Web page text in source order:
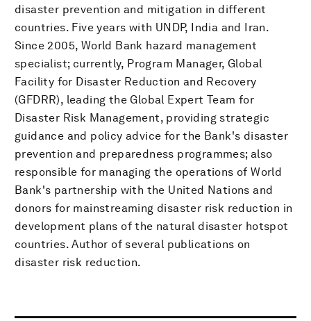
disaster prevention and mitigation in different
countries. Five years with UNDP, India and Iran.
Since 2005, World Bank hazard management
specialist; currently, Program Manager, Global
Facility for Disaster Reduction and Recovery
(GFDRR), leading the Global Expert Team for
Disaster Risk Management, providing strategic
guidance and policy advice for the Bank's disaster
prevention and preparedness programmes; also
responsible for managing the operations of World
Bank's partnership with the United Nations and
donors for mainstreaming disaster risk reduction in
development plans of the natural disaster hotspot
countries. Author of several publications on
disaster risk reduction.